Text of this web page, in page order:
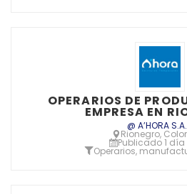
OPERARIOS DE
EMPRESA EN
@ A’HORA
Rionegro,
Publicado 1
Operarios,